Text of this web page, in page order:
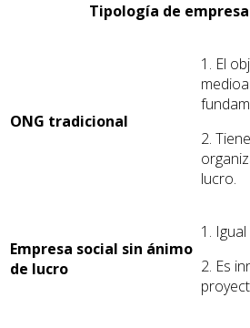
Tipología de
ONG tradicional
1. El
2.
lucro.
Empresa social sin ánimo
de lucro
1.
2. Es